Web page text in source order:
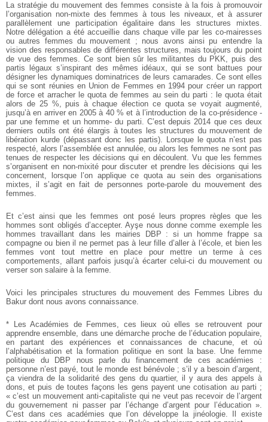
La stratégie du mouvement des femmes consiste à la fois à promouvoir
l’organisation non-mixte des femmes à tous les niveaux, et à assurer
parallèlement une participation égalitaire dans les structures mixtes.
Notre délégation a été accueillie dans chaque ville par les co-mairesses
ou autres femmes du mouvement ; nous avons ainsi pu entendre la
vision des responsables de différentes structures, mais toujours du point
de vue des femmes. Ce sont bien sûr les militantes du PKK, puis des
partis légaux s’inspirant des mêmes idéaux, qui se sont battues pour
désigner les dynamiques dominatrices de leurs camarades. Ce sont elles
qui se sont réunies en Union de Femmes en 1994 pour créer un rapport
de force et arracher le quota de femmes au sein du parti : le quota était
alors de 25 %, puis à chaque élection ce quota se voyait augmenté,
jusqu’à en arriver en 2005 à 40 % et à l’introduction de la co-présidence -
par une femme et un homme- du parti. C’est depuis 2014 que ces deux
derniers outils ont été élargis à toutes les structures du mouvement de
libération kurde (dépassant donc les partis). Lorsque le quota n’est pas
respecté, alors l’assemblée est annulée, ou alors les femmes ne sont pas
tenues de respecter les décisions qui en découlent. Vu que les femmes
s’organisent en non-mixité pour discuter et prendre les décisions qui les
concernent, lorsque l’on applique ce quota au sein des organisations
mixtes, il s’agit en fait de personnes porte-parole du mouvement des
femmes.
Et c’est ainsi que les femmes ont posé leurs propres règles que les
hommes sont obligés d’accepter. Ayşe nous donne comme exemple les
hommes travaillant dans les mairies DBP : si un homme frappe sa
compagne ou bien il ne permet pas à leur fille d’aller à l’école, et bien les
femmes vont tout mettre en place pour mettre un terme à ces
comportements, allant parfois jusqu’à écarter celui-ci du mouvement ou
verser son salaire à la femme.
Voici les principales structures du mouvement des Femmes Libres du
Bakur dont nous avons connaissance.
* Les Académies de Femmes, ces lieux où elles se retrouvent pour
apprendre ensemble, dans une démarche proche de l’éducation populaire,
en partant des expériences et connaissances de chacune, et où
l’alphabétisation et la formation politique en sont la base. Une femme
politique du DBP nous parle du financement de ces académies :
personne n’est payé, tout le monde est bénévole ; s’il y a besoin d’argent,
ça viendra de la solidarité des gens du quartier, il y aura des appels à
dons, et puis de toutes façons les gens payent une cotisation au parti ;
« c’est un mouvement anti-capitaliste qui ne veut pas recevoir de l’argent
du gouvernement ni passer par l’échange d’argent pour l’éducation ».
C’est dans ces académies que l’on développe la jinéologie. Il existe